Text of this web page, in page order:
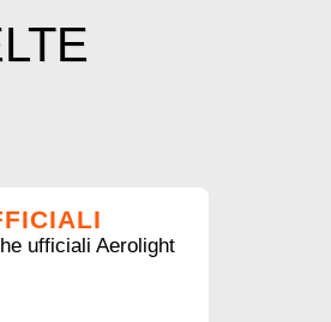
ufficiali Aerolight